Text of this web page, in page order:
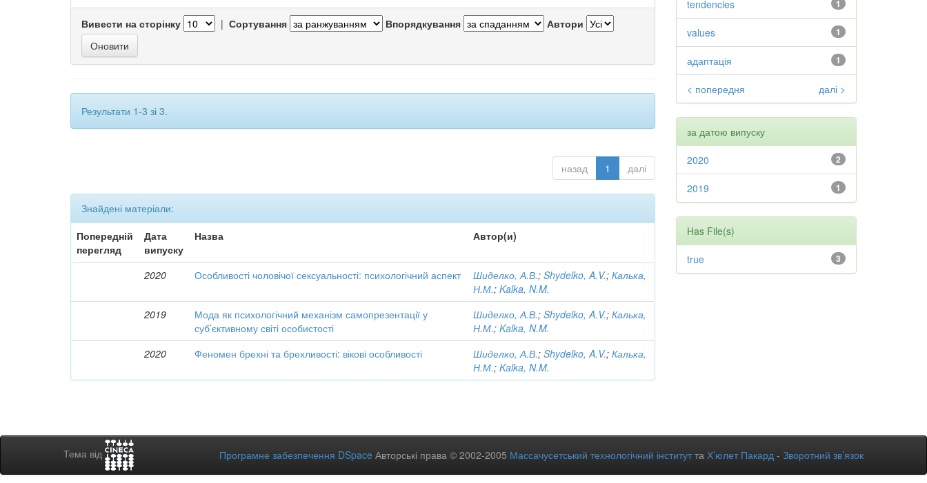
Вивести на сторінку | Сортування Впорядкування Автори
Результати 1-3 зі 3.
назад 1 далі
Знайдені матеріали:
Попередній
перегляд
Дата
випуску
Назва Автор(и)
2020 Особливості чоловічої сексуальності: психологічний аспект Шиделко, А.В.;Shydelko, A.V.;Калька,
Н.М.;Kalka, N.M.
2019
Мода як психологічний механізм самопрезентації у
суб’єктивному світі особистості
Шиделко, А.В.;Shydelko, A.V.;Калька,
Н.М.;Kalka, N.M.
2020
Феномен брехні та брехливості: вікові особливості Шиделко, А.В.;Shydelko, A.V.;Калька,
Н.М.;Kalka, N.M.
1
tendencies
1
values
1
адаптація
< попередня далі >
за датою випуску
2
2020
1
2019
Has File(s)
3
true
Тема від Програмне забезпечення DSpace Авторські права © 2002-2005 Массачусетський технологічний інститутта Х’юлет Пакард - Зворотний зв’язок